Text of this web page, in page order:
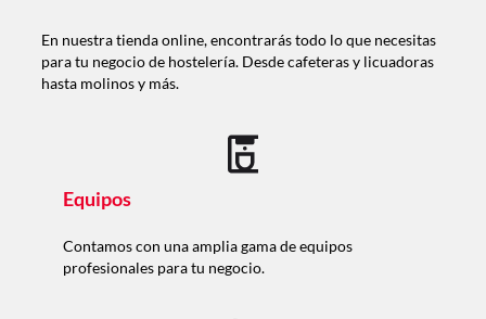
En nuestra tienda online, encontrarás todo lo que necesitas
para tu negocio de hostelería. Desde cafeteras y licuadoras
hasta molinos y más.
Equipos
Contamos con una amplia gama de equipos
profesionales para tu negocio.